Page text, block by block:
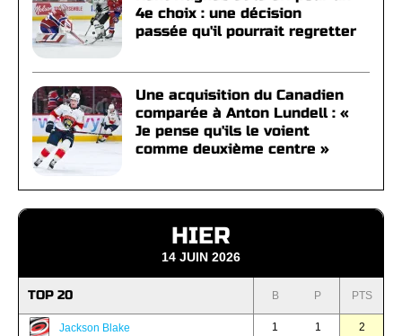
4e choix : une décision
passée qu'il pourrait regretter
Une acquisition du Canadien
comparée à Anton Lundell : «
Je pense qu'ils le voient
comme deuxième centre »
HIER
14 JUIN 2026
TOP 20 B P PTS
Jackson Blake 1 1 2